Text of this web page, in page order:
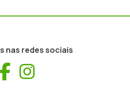
nas redes sociais
Facebook